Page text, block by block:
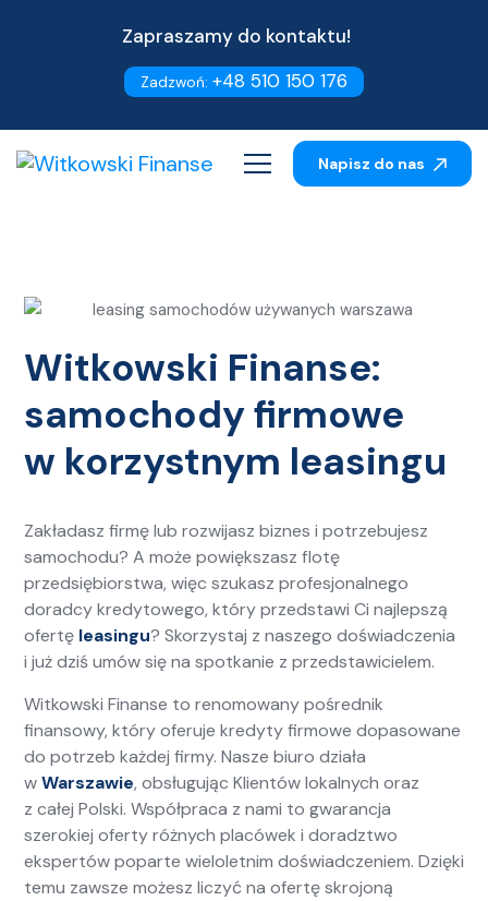
Zapraszamy do kontaktu!
Zadzwoń: +48 510 150 176
Napisz do nas
Witkowski Finanse:
samochody firmowe
w korzystnym leasingu
Zakładasz firmę lub rozwijasz biznes i potrzebujesz
samochodu? A może powiększasz flotę
przedsiębiorstwa, więc szukasz profesjonalnego
doradcy kredytowego, który przedstawi Ci najlepszą
ofertę leasingu? Skorzystaj z naszego doświadczenia
i już dziś umów się na spotkanie z przedstawicielem.
Witkowski Finanse to renomowany pośrednik
finansowy, który oferuje kredyty firmowe dopasowane
do potrzeb każdej firmy. Nasze biuro działa
wWarszawie, obsługując Klientów lokalnych oraz
z całej Polski. Współpraca z nami to gwarancja
szerokiej oferty różnych placówek i doradztwo
ekspertów poparte wieloletnim doświadczeniem. Dzięki
temu zawsze możesz liczyć na ofertę skrojoną